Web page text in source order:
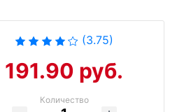
(3.75)
191.90 руб.
Количество